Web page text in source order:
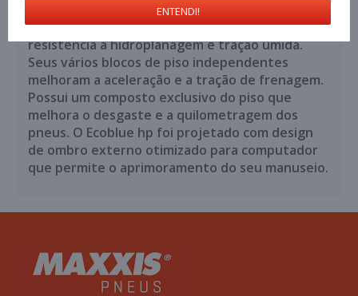
O Pneu Ecoblue hp apresenta três sulcos
circunferenciais que fornecem excelente
resistência à hidroplanagem e tração úmida.
Seus vários blocos de piso independentes
melhoram a aceleração e a tração de frenagem.
Possui um composto exclusivo do piso que
melhora o desgaste e a quilometragem dos
pneus. O Ecoblue hp foi projetado com design
de ombro externo otimizado para computador
que permite o aprimoramento do seu manuseio.
ENTENDI!